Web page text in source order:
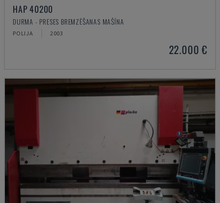
HAP 40200
DURMA - PRESES BREMZĒŠANAS MAŠĪNA
POLIJA 2003
22.000 €